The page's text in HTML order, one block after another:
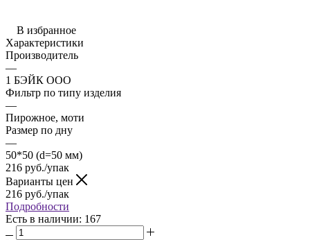
В избранное
Характеристики
Производитель
—
1 БЭЙК ООО
Фильтр по типу изделия
—
Пирожное, моти
Размер по дну
—
50*50 (d=50 мм)
216 руб./упак
Варианты цен
216 руб./упак
Подробности
Есть в наличии: 167